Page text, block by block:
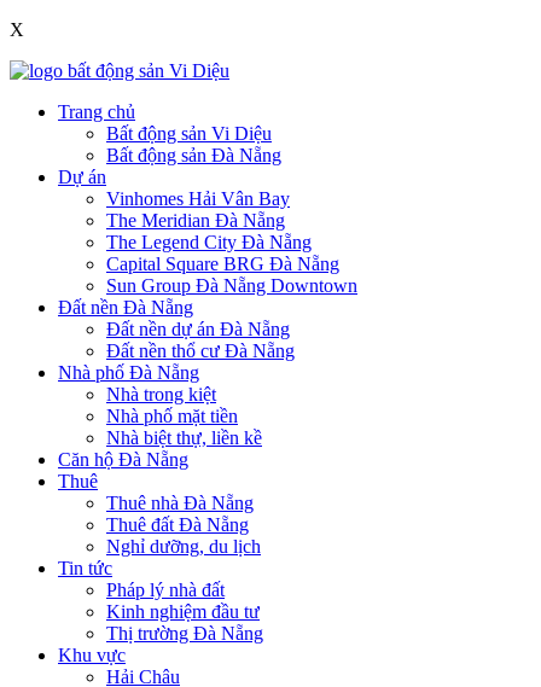
X
Trang chủ
Bất động sản Vi Diệu
Bất động sản Đà Nẵng
Dự án
Vinhomes Hải Vân Bay
The Meridian Đà Nẵng
The Legend City Đà Nẵng
Capital Square BRG Đà Nẵng
Sun Group Đà Nẵng Downtown
Đất nền Đà Nẵng
Đất nền dự án Đà Nẵng
Đất nền thổ cư Đà Nẵng
Nhà phố Đà Nẵng
Nhà trong kiệt
Nhà phố mặt tiền
Nhà biệt thự, liền kề
Căn hộ Đà Nẵng
Thuê
Thuê nhà Đà Nẵng
Thuê đất Đà Nẵng
Nghỉ dưỡng, du lịch
Tin tức
Pháp lý nhà đất
Kinh nghiệm đầu tư
Thị trường Đà Nẵng
Khu vực
Hải Châu